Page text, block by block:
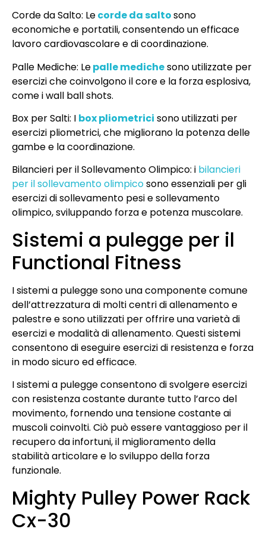
Corde da Salto: Lecorde da saltosono
economiche e portatili, consentendo un efficace
lavoro cardiovascolare e di coordinazione.
Palle Mediche: Lepalle medichesono utilizzate per
esercizi che coinvolgono il core e la forza esplosiva,
come i wall ball shots.
Box per Salti: I box pliometrici sono utilizzati per
esercizi pliometrici, che migliorano la potenza delle
gambe e la coordinazione.
Bilancieri per il Sollevamento Olimpico: i bilancieri
per il sollevamento olimpicosono essenziali per gli
esercizi di sollevamento pesi e sollevamento
olimpico, sviluppando forza e potenza muscolare.
Sistemi a pulegge per il
Functional Fitness
I sistemi a pulegge sono una componente comune
dell’attrezzatura di molti centri di allenamento e
palestre e sono utilizzati per offrire una varietà di
esercizi e modalità di allenamento. Questi sistemi
consentono di eseguire esercizi di resistenza e forza
in modo sicuro ed efficace.
I sistemi a pulegge consentono di svolgere esercizi
con resistenza costante durante tutto l’arco del
movimento, fornendo una tensione costante ai
muscoli coinvolti. Ciò può essere vantaggioso per il
recupero da infortuni, il miglioramento della
stabilità articolare e lo sviluppo della forza
funzionale.
Mighty Pulley Power Rack
Cx-30